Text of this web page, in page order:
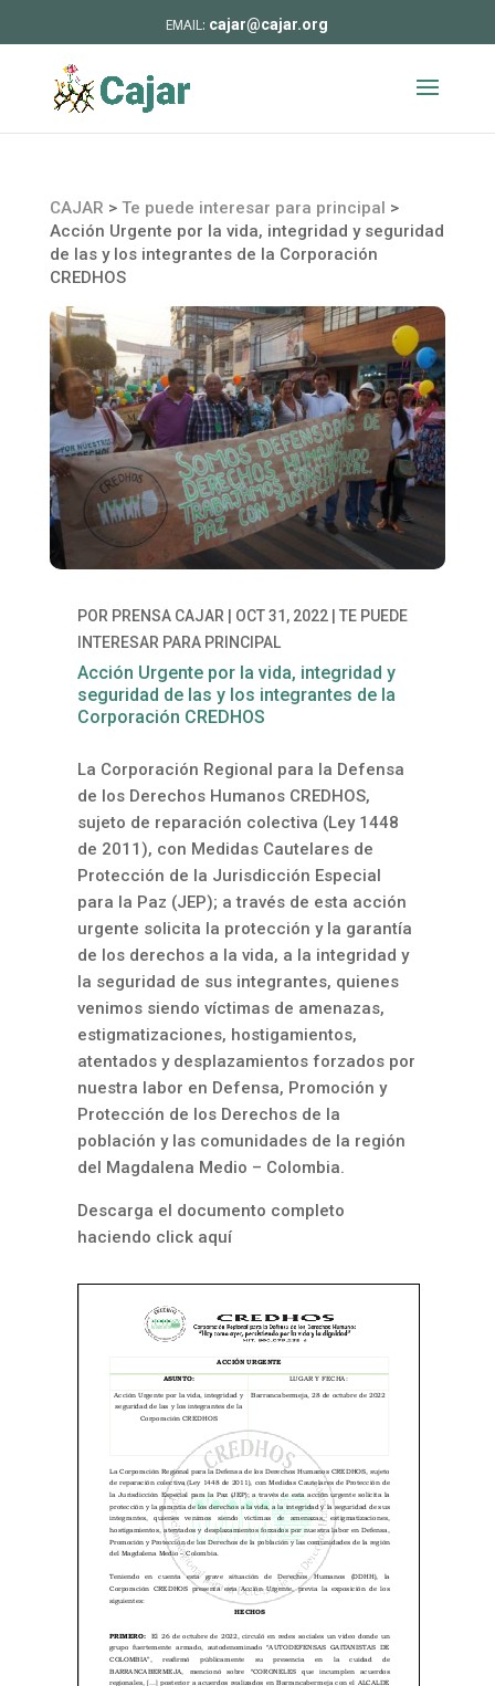
cajar@cajar.org
CAJAR > Te puede interesar para principal >
Acción Urgente por la vida, integridad y seguridad
de las y los integrantes de la Corporación
CREDHOS
POR PRENSA CAJAR OCT 31, 2022| TE PUEDE
INTERESAR PARA PRINCIPAL
Acción Urgente por la vida, integridad y
seguridad de las y los integrantes de la
Corporación CREDHOS
La Corporación Regional para la Defensa
de los Derechos Humanos CREDHOS,
sujeto de reparación colectiva (Ley 1448
de 2011), con Medidas Cautelares de
Protección de la Jurisdicción Especial
para la Paz (JEP); a través de esta acción
urgente solicita la protección y la garantía
de los derechos a la vida, a la integridad y
la seguridad de sus integrantes, quienes
venimos siendo víctimas de amenazas,
estigmatizaciones, hostigamientos,
atentados y desplazamientos forzados por
nuestra labor en Defensa, Promoción y
Protección de los Derechos de la
población y las comunidades de la región
del Magdalena Medio – Colombia.
Descarga el documento completo
haciendo click aquí